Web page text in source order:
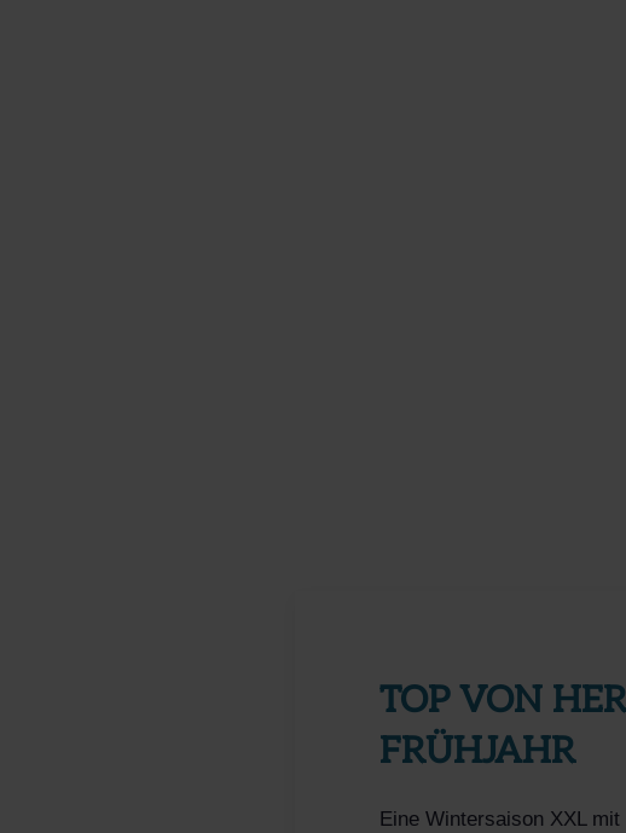
TOP VON
FRÜHJAHR
Eine Wintersaison XXL mit